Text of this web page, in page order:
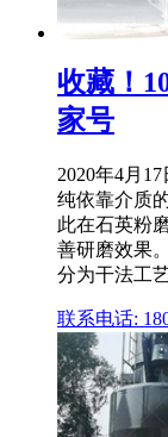
收藏！
家号
2020年4月
纯依靠介质
此在石英粉
善研磨效果
分为干法工
联系电话: